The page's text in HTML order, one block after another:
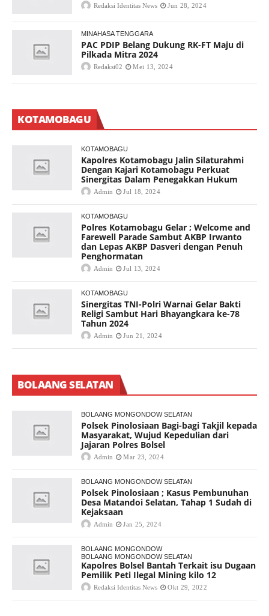
Redaksi Identitas News Jun 28, 2024
MINAHASA TENGGARA
PAC PDIP Belang Dukung RK-FT Maju di
Pilkada Mitra 2024
Redaksi02 Mei 13, 2024
KOTAMOBAGU
KOTAMOBAGU
Kapolres Kotamobagu Jalin Silaturahmi
Dengan Kajari Kotamobagu Perkuat
Sinergitas Dalam Penegakkan Hukum
Admin Jul 18, 2024
KOTAMOBAGU
Polres Kotamobagu Gelar ; Welcome and
Farewell Parade Sambut AKBP Irwanto
dan Lepas AKBP Dasveri dengan Penuh
Penghormatan
Admin Jul 13, 2024
KOTAMOBAGU
Sinergitas TNI-Polri Warnai Gelar Bakti
Religi Sambut Hari Bhayangkara ke-78
Tahun 2024
Admin Jun 21, 2024
BOLAANG SELATAN
BOLAANG MONGONDOW SELATAN
Polsek Pinolosiaan Bagi-bagi Takjil kepada
Masyarakat, Wujud Kepedulian dari
Jajaran Polres Bolsel
Admin Mar 23, 2024
BOLAANG MONGONDOW SELATAN
Polsek Pinolosiaan ; Kasus Pembunuhan
Desa Matandoi Selatan, Tahap 1 Sudah di
Kejaksaan
Admin Jan 25, 2024
BOLAANG MONGONDOW
BOLAANG MONGONDOW SELATAN
Kapolres Bolsel Bantah Terkait isu Dugaan
Pemilik Peti Ilegal Mining kilo 12
Redaksi Identitas News Okt 29, 2022